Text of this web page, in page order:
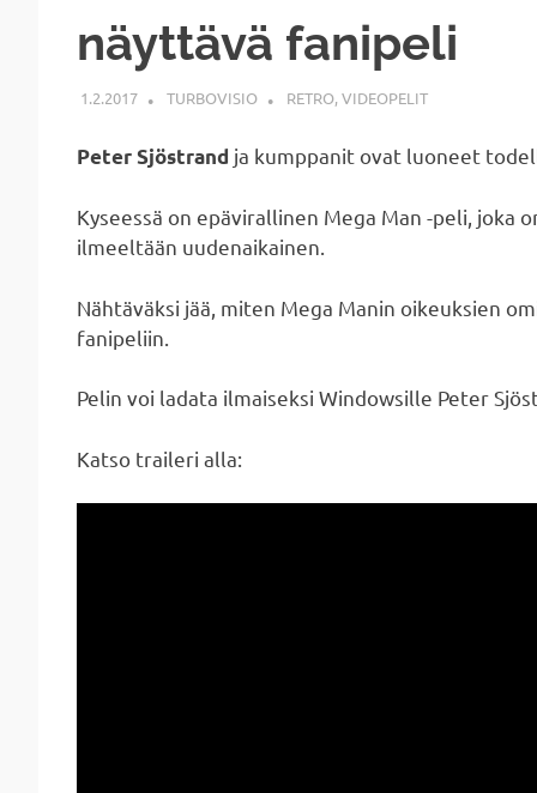
näyttävä fanipeli
1.2.2017 TURBOVISIO RETRO,VIDEOPELIT
Peter Sjöstrand ja kumppanit ovat luoneet
Kyseessä on epävirallinen Mega Man -peli, joka
ilmeeltään uudenaikainen.
Nähtäväksi jää, miten Mega Manin oikeuksien
fanipeliin.
Pelin voi ladata ilmaiseksi Windowsille Peter
Katso traileri alla: